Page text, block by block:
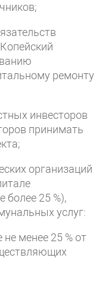
ремонту
инвесторов
принимать
организаций
более 25 %),
услуг:
менее 25 % от